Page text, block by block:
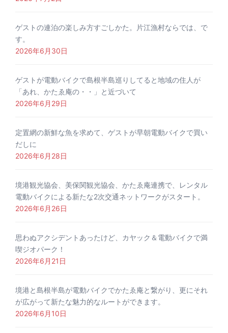
ゲストの連泊の楽しみ方すごしかた。片江漁村ならでは、で
す。
2026年6月30日
ゲストが電動バイクで島根半島巡りしてると地域の住人が
「あれ、かたゑ庵の・・」と近づいて
2026年6月29日
定置網の新鮮な魚を求めて、ゲストが早朝電動バイクで買い
だしに
2026年6月28日
境港観光協会、美保関観光協会、かたゑ庵連携で、レンタル
電動バイクによる新たな2次交通ネットワークがスタート。
2026年6月26日
思わぬアクシデントあったけど、カヤック＆電動バイクで満
喫ジオパーク！
2026年6月21日
境港と島根半島が電動バイクでかたゑ庵と繋がり、更にそれ
が広がって新たな魅力的なルートができます。
2026年6月10日